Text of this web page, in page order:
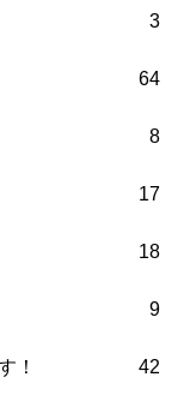
3
64
8
17
18
9
！ 42